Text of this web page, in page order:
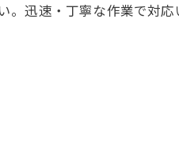
。迅速・丁寧な作業で対応